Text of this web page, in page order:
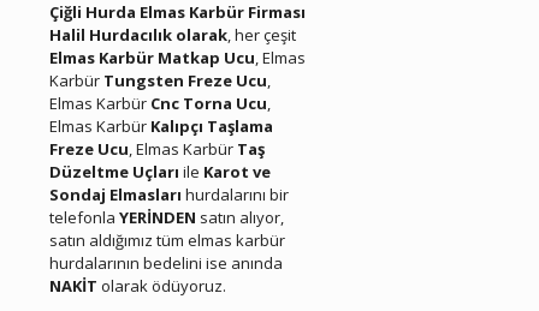
Çiğli Hurda Elmas Karbür Firması
Halil Hurdacılık olarak, her çeşit
Elmas Karbür Matkap Ucu, Elmas
Karbür Tungsten Freze Ucu,
Elmas Karbür Cnc Torna Ucu,
Elmas Karbür Kalıpçı Taşlama
Freze Ucu, Elmas Karbür Taş
Düzeltme Uçları ile Karot ve
Sondaj Elmasları hurdalarını bir
telefonla YERİNDEN satın alıyor,
satın aldığımız tüm elmas karbür
hurdalarının bedelini ise anında
NAKİT olarak ödüyoruz.